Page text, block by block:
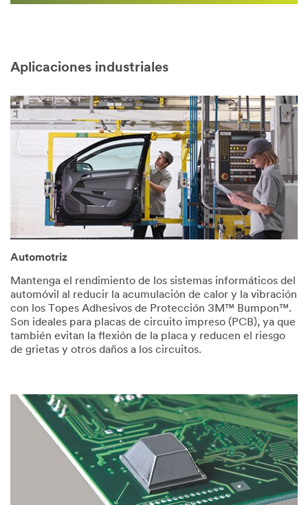
Aplicaciones industriales
Automotriz
Mantenga el rendimiento de los sistemas informáticos del
automóvil al reducir la acumulación de calor y la vibración
con los Topes Adhesivos de Protección 3M™ Bumpon™.
Son ideales para placas de circuito impreso (PCB), ya que
también evitan la flexión de la placa y reducen el riesgo
de grietas y otros daños a los circuitos.